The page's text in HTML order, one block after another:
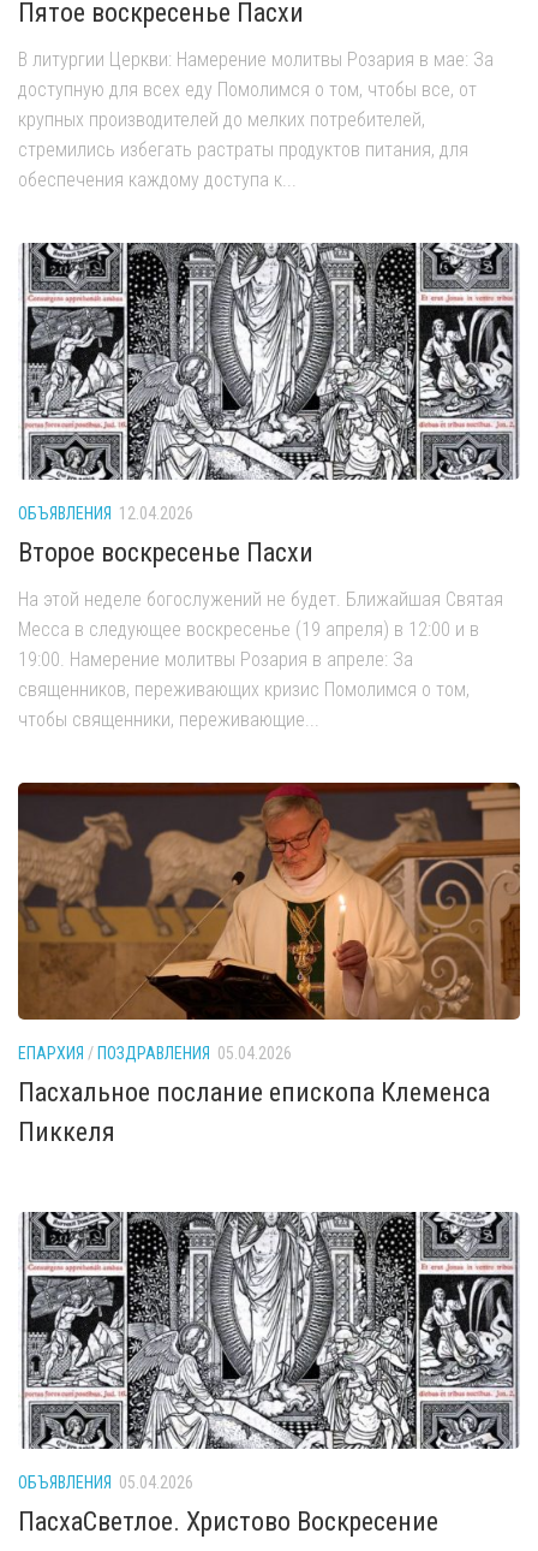
Пятое воскресенье Пасхи
В литургии Церкви: Намерение молитвы Розария в мае: За
доступную для всех еду Помолимся о том, чтобы все, от
крупных производителей до мелких потребителей,
стремились избегать растраты продуктов питания, для
обеспечения каждому доступа к...
ОБЪЯВЛЕНИЯ 12.04.2026
Второе воскресенье Пасхи
На этой неделе богослужений не будет. Ближайшая Святая
Месса в следующее воскресенье (19 апреля) в 12:00 и в
19:00. Намерение молитвы Розария в апреле: За
священников, переживающих кризис Помолимся о том,
чтобы священники, переживающие...
ЕПАРХИЯ / ПОЗДРАВЛЕНИЯ 05.04.2026
Пасхальное послание епископа Клеменса
Пиккеля
ОБЪЯВЛЕНИЯ 05.04.2026
ПасхаСветлое. Христово Воскресение